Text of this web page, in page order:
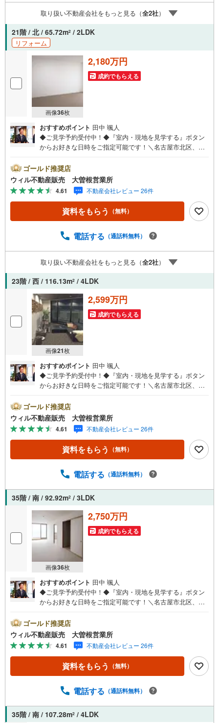
動産業者間で不動産情報が共有されているので、名古屋市
全域や、その他隣接エリアでもご内覧が可能です！ 【大曽
根営業所】○地下鉄名城線、JR中央線「大曽根」駅徒歩1分
○お子様が遊べるキッズスペースあり○定休日ございません
取り扱い不動産会社をもっと見る（全2社）
21階 / 北 / 65.72m2 / 2LDK
リフォーム
画像36枚
2,180万円
成約でもらえる
おすすめポイント 田中 颯人
◆ご見学予約受付中！◆『室内・現地を見学する』ボタン
からお好きな日時をご指定可能です！＼名古屋市北区、守
区、守山区の直接のご売却依頼を数多くいただいている不
動産仲介会社です。ネット上で分かる立地環境はもちろ
ん、過去にお任せいただいたお客様に現地の生の声をもと
に住戸環境を提案致します。＼平日のお住まい探しの方へ/
弊社では平日にご内覧・契約など平日にお住まい探しをさ
れるお客様にサービスをご用意しています。＼お仕事で忙
事前にご予約頂きましたら営業時間外でのご内覧もご対応
動産業者間で不動産情報が共有されているので、名古屋市
全域や、その他隣接エリアでもご内覧が可能です！ 【大曽
根営業所】○地下鉄名城線、JR中央線「大曽根」駅徒歩1分
○お子様が遊べるキッズスペースあり○定休日ございません
ゴールド推奨店
ウィル不動産販売 大曽根営業所
4.61 不動産会社レビュー 26件
資料をもらう （無料）
電話する （通話料無料）
取り扱い不動産会社をもっと見る（全2社）
23階 / 西 / 116.13m2 / 4LDK
画像21枚
2,599万円
成約でもらえる
おすすめポイント 田中 颯人
◆ご見学予約受付中！◆『室内・現地を見学する』ボタン
からお好きな日時をご指定可能です！＼名古屋市北区、守
区、守山区の直接のご売却依頼を数多くいただいている不
動産仲介会社です。ネット上で分かる立地環境はもちろ
ん、過去にお任せいただいたお客様に現地の生の声をもと
に住戸環境を提案致します。＼平日のお住まい探しの方へ/
弊社では平日にご内覧・契約など平日にお住まい探しをさ
れるお客様にサービスをご用意しています。＼お仕事で忙
事前にご予約頂きましたら営業時間外でのご内覧もご対応
動産業者間で不動産情報が共有されているので、名古屋市
全域や、その他隣接エリアでもご内覧が可能です！ 【大曽
根営業所】○地下鉄名城線、JR中央線「大曽根」駅徒歩1分
○お子様が遊べるキッズスペースあり○定休日ございません
ゴールド推奨店
ウィル不動産販売 大曽根営業所
4.61 不動産会社レビュー 26件
資料をもらう （無料）
電話する （通話料無料）
35階 / 南 / 92.92m2 / 3LDK
画像36枚
2,750万円
成約でもらえる
おすすめポイント 田中 颯人
◆ご見学予約受付中！◆『室内・現地を見学する』ボタン
からお好きな日時をご指定可能です！＼名古屋市北区、守
区、守山区の直接のご売却依頼を数多くいただいている不
動産仲介会社です。ネット上で分かる立地環境はもちろ
ん、過去にお任せいただいたお客様に現地の生の声をもと
に住戸環境を提案致します。＼平日のお住まい探しの方へ/
弊社では平日にご内覧・契約など平日にお住まい探しをさ
れるお客様にサービスをご用意しています。＼お仕事で忙
事前にご予約頂きましたら営業時間外でのご内覧もご対応
動産業者間で不動産情報が共有されているので、名古屋市
全域や、その他隣接エリアでもご内覧が可能です！ 【大曽
ゴールド推奨店
ウィル不動産販売 大曽根営業所
4.61 不動産会社レビュー 26件
資料をもらう （無料）
電話する （通話料無料）
35階 / 南 / 107.28m2 / 4LDK